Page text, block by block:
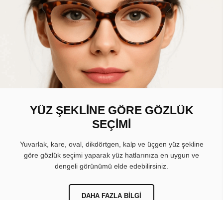
YÜZ ŞEKLİNE GÖRE GÖZLÜK
SEÇİMİ
Yuvarlak, kare, oval, dikdörtgen, kalp ve üçgen yüz şekline
göre gözlük seçimi yaparak yüz hatlarınıza en uygun ve
dengeli görünümü elde edebilirsiniz.
DAHA FAZLA BILGI